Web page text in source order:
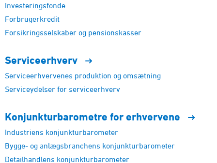
Investeringsfonde
Forbrugerkredit
Forsikringsselskaber og pensionskasser
Serviceerhverv
Serviceerhvervenes produktion og omsætning
Serviceydelser for serviceerhverv
Konjunkturbarometre for erhvervene
Industriens konjunkturbarometer
Bygge- og anlægsbranchens konjunkturbarometer
Detailhandlens konjunkturbarometer